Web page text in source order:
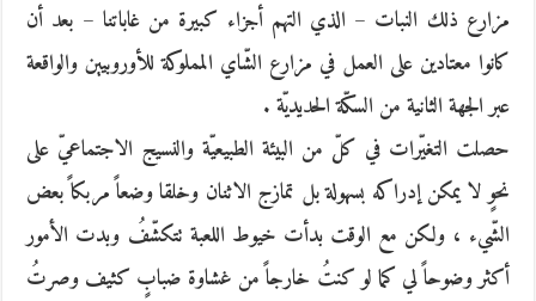
مزارع ذلك النبات – الذي التهم أجزاء كبيرة من غاباتنا – بعد أن
كانوا معتادين على العمل في مزارع الشّاي المملوكة للأوروبيين والواقعة
عبر الجهة الثانية من السكّة الحديديّة .
حصلت التغيّرات في كلّ من البيئة الطبيعيّة والنسيج الاجتماعيّ على
نحوٍ لا يمكن إدراكه بسهولة بل تمازج الاثنان وخلقا وضعاً مربكاً بعض
الشّيء ، ولكن مع الوقت بدأت خيوط اللعبة تتكشّفُ وبدت الأمور
أكثر وضوحاً لي كما لو كنتُ خارجاً من غشاوة ضبابٍ كثيف وصرتُ